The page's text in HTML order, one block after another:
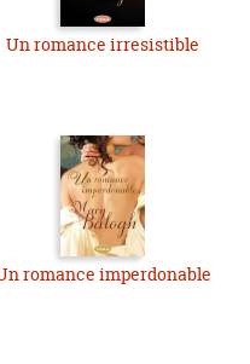
Un romance irresistible
romance imperdonable